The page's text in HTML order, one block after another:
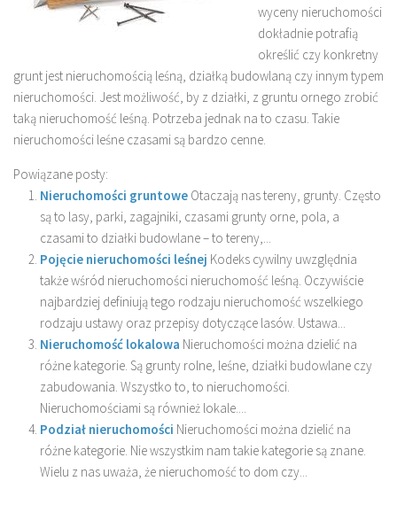
wyceny nieruchomości
dokładnie potrafią
określić czy konkretny
grunt jest nieruchomością leśną, działką budowlaną czy innym typem
nieruchomości. Jest możliwość, by z działki, z gruntu ornego zrobić
taką nieruchomość leśną. Potrzeba jednak na to czasu. Takie
nieruchomości leśne czasami są bardzo cenne.
Powiązane posty:
Nieruchomości gruntowe Otaczają nas tereny, grunty. Często
są to lasy, parki, zagajniki, czasami grunty orne, pola, a
czasami to działki budowlane – to tereny,...
Pojęcie nieruchomości leśnej Kodeks cywilny uwzględnia
także wśród nieruchomości nieruchomość leśną. Oczywiście
najbardziej definiują tego rodzaju nieruchomość wszelkiego
rodzaju ustawy oraz przepisy dotyczące lasów. Ustawa...
Nieruchomość lokalowa Nieruchomości można dzielić na
różne kategorie. Są grunty rolne, leśne, działki budowlane czy
zabudowania. Wszystko to, to nieruchomości.
Nieruchomościami są również lokale....
Podział nieruchomości Nieruchomości można dzielić na
różne kategorie. Nie wszystkim nam takie kategorie są znane.
Wielu z nas uważa, że nieruchomość to dom czy...